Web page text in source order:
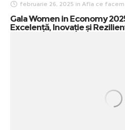
februarie 26, 2025 in Afla ce facem
Gala Women in Economy
Excelență, Inovație și